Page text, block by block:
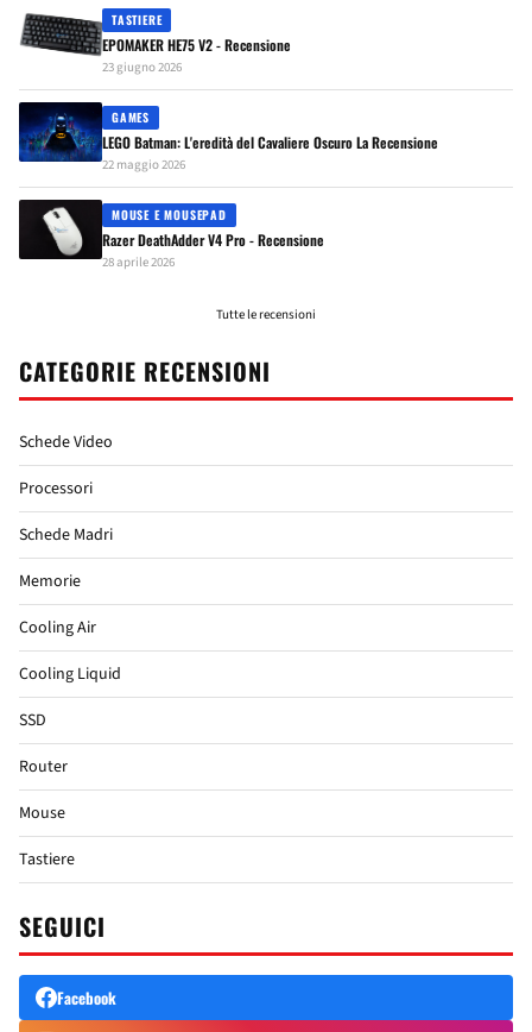
TASTIERE
EPOMAKER HE75 V2 - Recensione
23 giugno 2026
GAMES
LEGO Batman: L'eredità del Cavaliere Oscuro La Recensione
22 maggio 2026
MOUSE E MOUSEPAD
Razer DeathAdder V4 Pro - Recensione
28 aprile 2026
Tutte le recensioni
CATEGORIE RECENSIONI
Schede Video
Processori
Schede Madri
Memorie
Cooling Air
Cooling Liquid
SSD
Router
Mouse
Tastiere
SEGUICI
Facebook